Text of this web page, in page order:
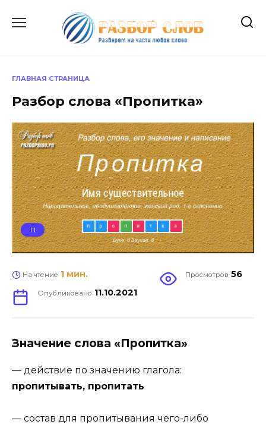
содержанию
ГЛАВНАЯ СТРАНИЦА
Разбор слова «Пропитка»
П
На чтение 1 мин. Просмотров 56
Опубликовано 11.10.2021
Значение слова «Пропитка»
— действие по значению глагола:
пропитывать, пропитать
— состав для пропитывания чего-либо